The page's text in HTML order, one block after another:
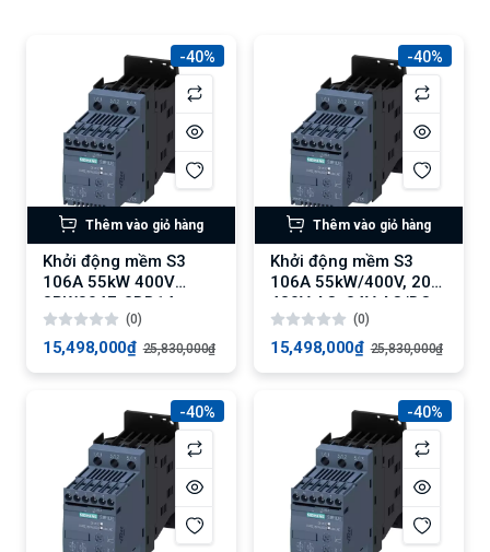
-40%
Thêm vào giỏ hàng
Khởi động mềm S3
106A 55kW 400V
3RW3047-2BB14
(0)
15,498,000₫ 25,830,000₫
-40%
Thêm vào giỏ hàng
Khởi động mềm S3
106A 55kW/400V, 200-
480V AC, 24V AC/DC
(0)
15,498,000₫ 25,830,000₫
-40% -40%